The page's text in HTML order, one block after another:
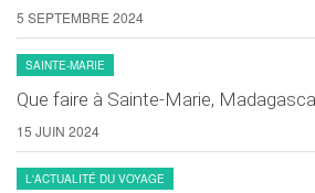
5 SEPTEMBRE 2024
SAINTE-MARIE
Que faire à Sainte-Marie,
15 JUIN 2024
L'ACTUALITÉ DU VOYAGE